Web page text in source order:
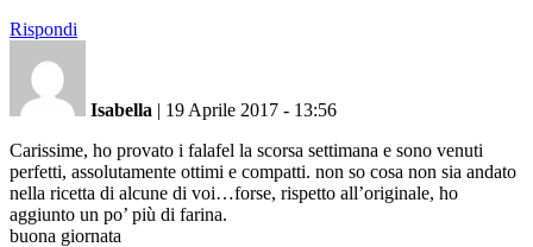
Rispondi
Isabella | 19 Aprile 2017 - 13:56
Carissime, ho provato i falafel la scorsa settimana e sono venuti
perfetti, assolutamente ottimi e compatti. non so cosa non sia andato
nella ricetta di alcune di voi…forse, rispetto all’originale, ho
aggiunto un po’ più di farina.
buona giornata